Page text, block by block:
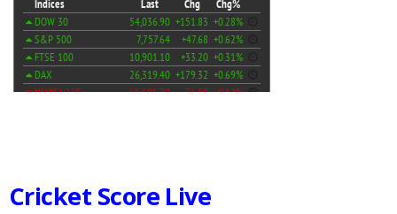
Cricket Score Live